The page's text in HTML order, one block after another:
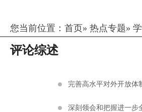
您当前位置： 首页» 热点专题»
评论综述
完善高水平对外开放体
深刻领会和把握进一步